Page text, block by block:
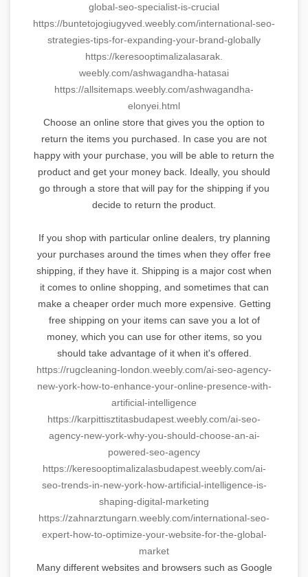
global-seo-specialist-is-crucial
https://buntetojogiugyved. weebly.com/international-seo-
strategies-tips-for-expanding-your-brand-globally
https://keresooptimalizalasarak.
weebly.com/ashwagandha-hatasai
https://allsitemaps.weebly.com/ashwagandha-
elonyei.html
Choose an online store that gives you the option to
return the items you purchased. In case you are not
happy with your purchase, you will be able to return the
product and get your money back. Ideally, you should
go through a store that will pay for the shipping if you
decide to return the product.
If you shop with particular online dealers, try planning
your purchases around the times when they offer free
shipping, if they have it. Shipping is a major cost when
it comes to online shopping, and sometimes that can
make a cheaper order much more expensive. Getting
free shipping on your items can save you a lot of
money, which you can use for other items, so you
should take advantage of it when it's offered.
https://rugcleaning-london. weebly.com/ai-seo-agency-
new-york-how-to-enhance-your-online-presence-with-
artificial-intelligence
https://karpittisztitasbudapest. weebly.com/ai-seo-
agency-new-york-why-you-should-choose-an-ai-
powered-seo-agency
https://keresooptimalizalasbudapest. weebly.com/ai-
seo-trends-in-new-york-how-artificial-intelligence-is-
shaping-digital-marketing
https://zahnarztungarn.weebly.com/international-seo-
expert-how-to-optimize-your-website-for-the-global-
market
Many different websites and browsers such as Google